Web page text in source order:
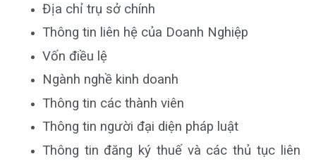
Địa chỉ trụ sở chính
Thông tin liên hệ của Doanh Nghiệp
Vốn điều lệ
Ngành nghề kinh doanh
Thông tin các thành viên
Thông tin người đại diện pháp luật
Thông tin đăng ký thuế và các thủ tục liên